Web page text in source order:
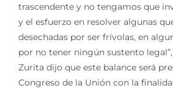
trascendente y no tengamos que
y el esfuerzo en resolver algunas
desechadas por ser frívolas, en
por no tener ningún sustento
Zurita dijo que este balance será
Congreso de la Unión con la